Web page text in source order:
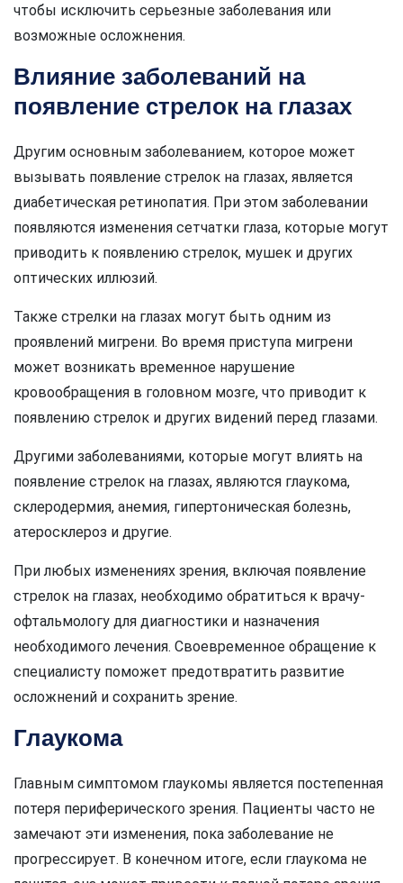
чтобы исключить серьезные заболевания или
возможные осложнения.
Влияние заболеваний на
появление стрелок на глазах
Другим основным заболеванием, которое может
вызывать появление стрелок на глазах, является
диабетическая ретинопатия. При этом заболевании
появляются изменения сетчатки глаза, которые могут
приводить к появлению стрелок, мушек и других
оптических иллюзий.
Также стрелки на глазах могут быть одним из
проявлений мигрени. Во время приступа мигрени
может возникать временное нарушение
кровообращения в головном мозге, что приводит к
появлению стрелок и других видений перед глазами.
Другими заболеваниями, которые могут влиять на
появление стрелок на глазах, являются глаукома,
склеродермия, анемия, гипертоническая болезнь,
атеросклероз и другие.
При любых изменениях зрения, включая появление
стрелок на глазах, необходимо обратиться к врачу-
офтальмологу для диагностики и назначения
необходимого лечения. Своевременное обращение к
специалисту поможет предотвратить развитие
осложнений и сохранить зрение.
Глаукома
Главным симптомом глаукомы является постепенная
потеря периферического зрения. Пациенты часто не
замечают эти изменения, пока заболевание не
прогрессирует. В конечном итоге, если глаукома не